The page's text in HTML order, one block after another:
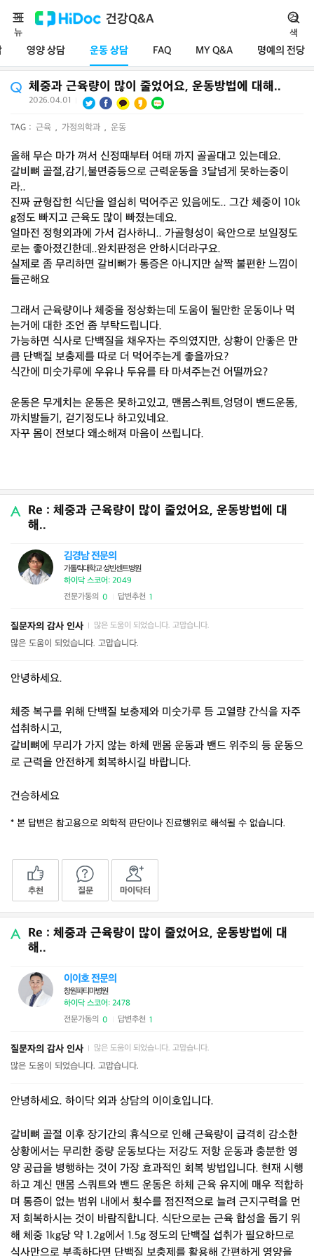
건강Q&A
영양 상담 운동 상담 FAQ MY Q&A 명예의 전당
메
뉴
검
색
체중과 근육량이 많이 줄었어요, 운동방법에 대해..
2026.04.01
TAG : 근육 , 가정의학과 , 운동
올해 무슨 마가 껴서 신정때부터 여태 까지 골골대고 있는데요.
갈비뼈 골절,감기,불면증등으로 근력운동을 3달넘게 못하는중이
라..
진짜 균형잡힌 식단을 열심히 먹어주곤 있음에도.. 그간 체중이 10k
g정도 빠지고 근육도 많이 빠졌는데요.
얼마전 정형외과에 가서 검사하니.. 가골형성이 육안으로 보일정도
로는 좋아졌긴한데..완치판정은 안하시더라구요.
실제로 좀 무리하면 갈비뼈가 통증은 아니지만 살짝 불편한 느낌이
들곤해요
그래서 근육량이나 체중을 정상화는데 도움이 될만한 운동이나 먹
는거에 대한 조언 좀 부탁드립니다.
가능하면 식사로 단백질을 채우자는 주의였지만, 상황이 안좋은 만
큼 단백질 보충제를 따로 더 먹어주는게 좋을까요?
식간에 미숫가루에 우유나 두유를 타 마셔주는건 어떨까요?
운동은 무게치는 운동은 못하고있고, 맨몸스쿼트,엉덩이 밴드운동,
까치발들기, 걷기정도나 하고있네요.
자꾸 몸이 전보다 왜소해져 마음이 쓰립니다.
Re : 체중과 근육량이 많이 줄었어요, 운동방법에 대
해..
김경남 전문의
가톨릭대학교 성빈센트병원
하이닥 스코어: 2049
전문가동의 0 답변추천 1
질문자의 감사 인사 많은 도움이 되었습니다. 고맙습니다.
많은 도움이 되었습니다. 고맙습니다.
안녕하세요.
체중 복구를 위해 단백질 보충제와 미숫가루 등 고열량 간식을 자주
섭취하시고,
갈비뼈에 무리가 가지 않는 하체 맨몸 운동과 밴드 위주의 등 운동으
로 근력을 안전하게 회복하시길 바랍니다.
건승하세요
* 본 답변은 참고용으로 의학적 판단이나 진료행위로 해석될 수 없습니다.
추천 질문 마이닥터
Re : 체중과 근육량이 많이 줄었어요, 운동방법에 대
해..
이이호 전문의
창원파티마병원
하이닥 스코어: 2478
전문가동의 0 답변추천 1
질문자의 감사 인사 많은 도움이 되었습니다. 고맙습니다.
많은 도움이 되었습니다. 고맙습니다.
안녕하세요. 하이닥 외과 상담의 이이호입니다.
갈비뼈 골절 이후 장기간의 휴식으로 인해 근육량이 급격히 감소한
상황에서는 무리한 중량 운동보다는 저강도 저항 운동과 충분한 영
양 공급을 병행하는 것이 가장 효과적인 회복 방법입니다. 현재 시행
하고 계신 맨몸 스쿼트와 밴드 운동은 하체 근육 유지에 매우 적합하
며 통증이 없는 범위 내에서 횟수를 점진적으로 늘려 근지구력을 먼
저 회복하시는 것이 바람직합니다. 식단으로는 근육 합성을 돕기 위
해 체중 1kg당 약 1.2g에서 1.5g 정도의 단백질 섭취가 필요하므로
식사만으로 부족하다면 단백질 보충제를 활용해 간편하게 영양을